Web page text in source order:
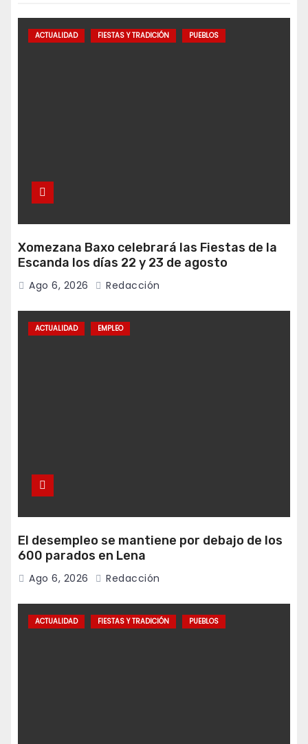
ACTUALIDAD FIESTAS Y TRADICIÓN PUEBLOS
Xomezana Baxo celebrará las Fiestas de la
Escanda los días 22 y 23 de agosto
Ago 6, 2026 Redacción
ACTUALIDAD EMPLEO
El desempleo se mantiene por debajo de los
600 parados en Lena
Ago 6, 2026 Redacción
ACTUALIDAD FIESTAS Y TRADICIÓN PUEBLOS